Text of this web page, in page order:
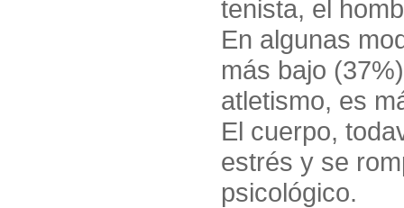
tenista, el
En algunas
más bajo
atletismo, es
El cuerpo,
estrés y se
psicológico.